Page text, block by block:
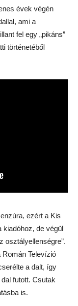
évek végén
ami a
fel egy „pikáns”
történetéből
ezért a Kis
kiadóhoz, de végül
osztályellenségre”.
Televízió
a dalt, így
futott. Csutak
is.